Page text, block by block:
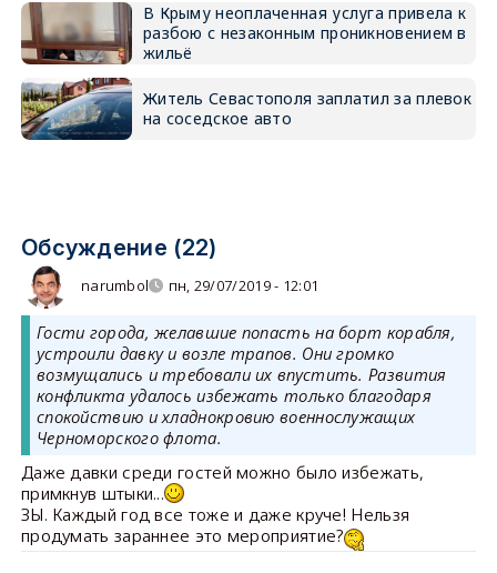
В Крыму неоплаченная услуга привела к
разбою с незаконным проникновением в
жильё
Житель Севастополя заплатил за плевок
на соседское авто
Обсуждение (22)
narumbol пн, 29/07/2019 - 12:01
Гости города, желавшие попасть на борт корабля,
устроили давку и возле трапов. Они громко
возмущались и требовали их впустить. Развития
конфликта удалось избежать только благодаря
спокойствию и хладнокровию военнослужащих
Черноморского флота.
Даже давки среди гостей можно было избежать,
примкнув штыки...
ЗЫ. Каждый год все тоже и даже круче! Нельзя
продумать зараннее это мероприятие?